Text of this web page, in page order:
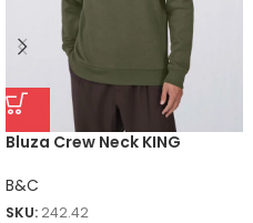
Bluza Crew Neck KING
B&C
SKU: 242.42